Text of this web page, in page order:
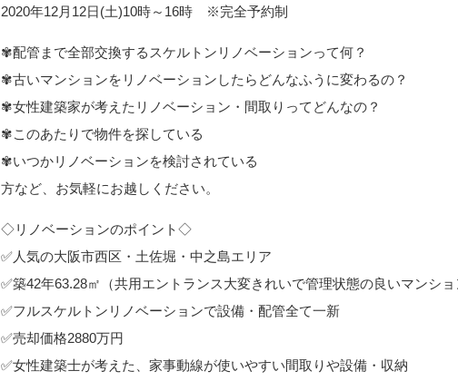
2020年12月12日(土)10時～16時 ※完全予約制
✾配管まで全部交換するスケルトンリノベーションって何？
✾古いマンションをリノベーションしたらどんなふうに変わるの？
✾女性建築家が考えたリノベーション・間取りってどんなの？
✾このあたりで物件を探している
✾いつかリノベーションを検討されている
方など、お気軽にお越しください。
◇リノベーションのポイント◇
✅人気の大阪市西区・土佐堀・中之島エリア
✅築42年63.28㎡（共用エントランス大変きれいで管理状態の良いマンショ
✅フルスケルトンリノベーションで設備・配管全て一新
✅売却価格2880万円
✅女性建築士が考えた、家事動線が使いやすい間取りや設備・収納